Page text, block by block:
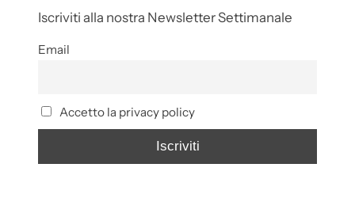
Iscriviti alla nostra Newsletter Settimanale
Email
Accetto la privacy policy